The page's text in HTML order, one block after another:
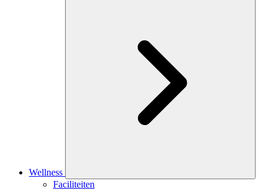
Wellness
Faciliteiten